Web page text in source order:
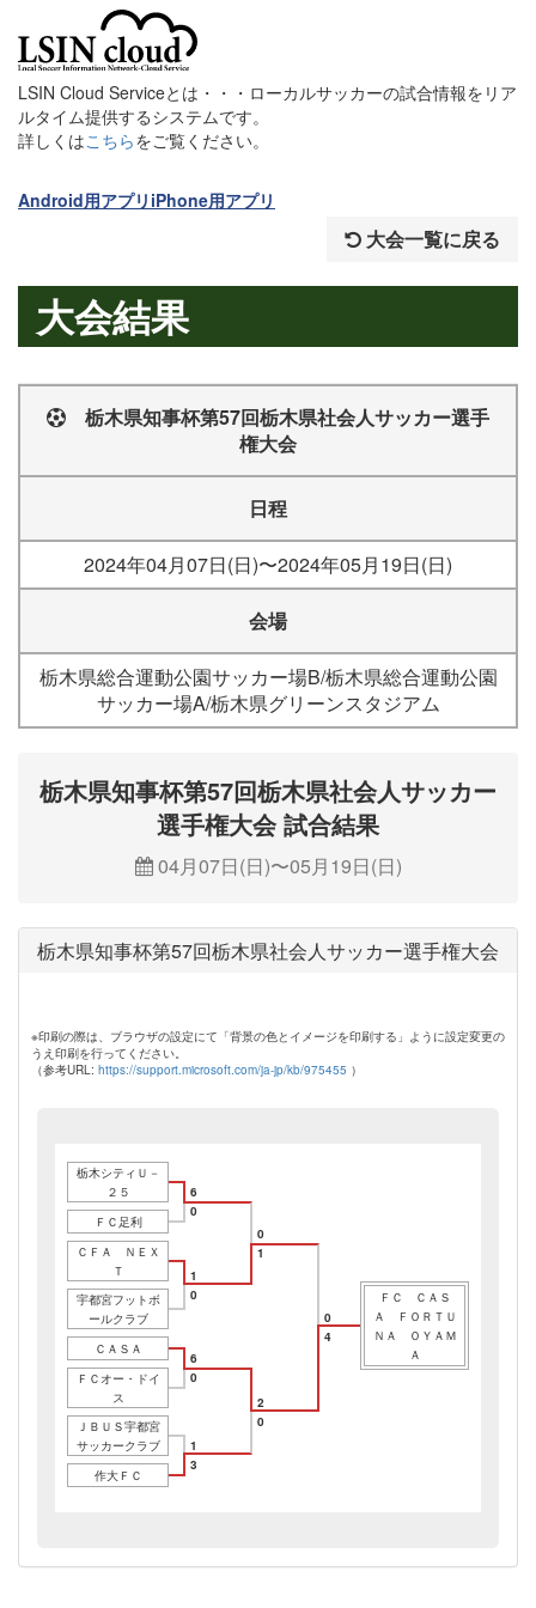
LSIN Cloud Serviceとは・・・ローカルサッカーの試合情報をリア
ルタイム提供するシステムです。
詳しくはこちらをご覧ください。
Android用アプリ iPhone用アプリ
大会一覧に戻る
大会結果
栃木県知事杯第57回栃木県社会人サッカー選手
権大会
日程
2024年04月07日(日)〜2024年05月19日(日)
会場
栃木県総合運動公園サッカー場B/栃木県総合運動公園
サッカー場A/栃木県グリーンスタジアム
栃木県知事杯第57回栃木県社会人サッカー
選手権大会 試合結果
04月07日(日)〜05月19日(日)
栃木県知事杯第57回栃木県社会人サッカー選手権大会
※印刷の際は、ブラウザの設定にて「背景の色とイメージを印刷する」ように設定変更の
うえ印刷を行ってください。
（参考URL: https://support.microsoft.com/ja-jp/kb/975455 ）
栃木シティＵ－
２５
6
ＦＣ足利
0
0
ＣＦＡ ＮＥＸ
Ｔ
1
宇都宮フットボ
ールクラブ
0
1
0
ＣＡＳＡ
6
ＦＣオー・ドイ
ス
0
2
ＪＢＵＳ宇都宮
サッカークラブ
1
作大ＦＣ
3
0
4
ＦＣ ＣＡＳ
Ａ ＦＯＲＴＵ
ＮＡ ＯＹＡＭ
Ａ